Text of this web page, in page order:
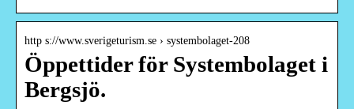
http s://www.sverigeturism.se › systembolaget-208
Öppettider för Systembolaget i
Bergsjö.